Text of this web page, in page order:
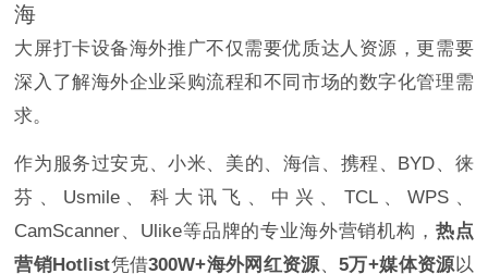
海
大屏打卡设备海外推广不仅需要优质达人资源，更需要
深入了解海外企业采购流程和不同市场的数字化管理需
求。
作为服务过安克、小米、美的、海信、携程、BYD、徕
芬、Usmile、科大讯飞、中兴、TCL、WPS、
CamScanner、Ulike等品牌的专业海外营销机构， 热点
营销Hotlist凭借300W+海外网红资源、5万+媒体资源 以